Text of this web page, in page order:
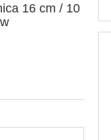
16 cm / 10